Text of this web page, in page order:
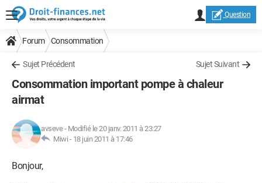
Question
Forum Consommation
Sujet Précédent Sujet Suivant
Consommation important pompe à chaleur
airmat
avseve- Modifié le 20 janv. 2011 à 23:27
Miwi - 18 juin 2011 à 17:46
Bonjour,